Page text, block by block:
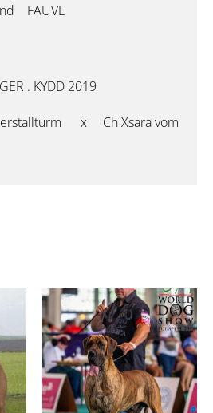
FAUVE
. KYDD 2019
x Ch Xsara vom